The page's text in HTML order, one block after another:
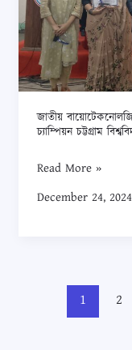
জাতীয়
চ্যাম্পিয়ন চট্টগ্রাম
চট্টগ্রাম
বিশ্ববিদ্যালয়
Read More »
December 24, 2024
1 2